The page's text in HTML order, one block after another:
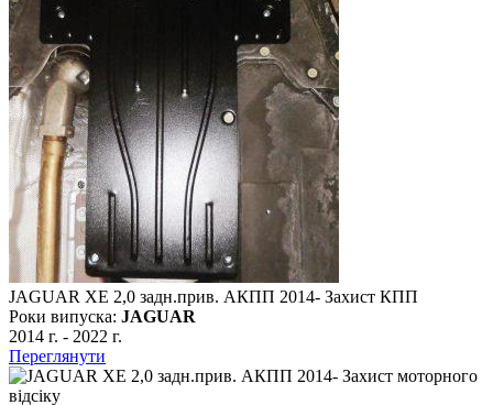
JAGUAR XE 2,0 задн.прив. АКПП 2014- Захист КПП
Роки випуска: JAGUAR
2014 г. - 2022 г.
Переглянути